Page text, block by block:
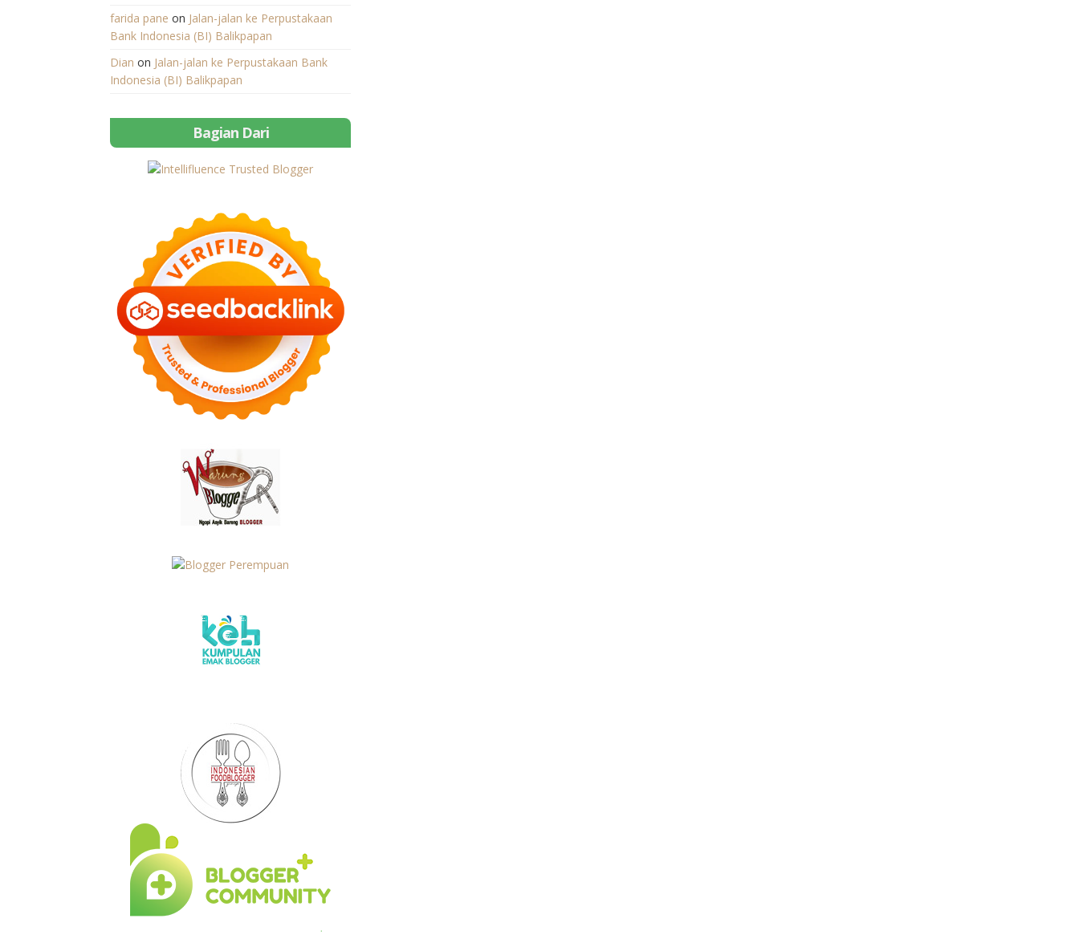
farida pane on Jalan-jalan ke Perpustakaan
Bank Indonesia (BI) Balikpapan
Dian on Jalan-jalan ke Perpustakaan Bank
Indonesia (BI) Balikpapan
Bagian Dari